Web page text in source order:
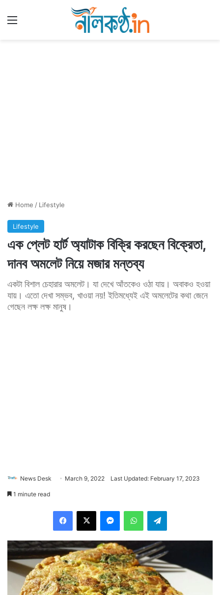
Home / Lifestyle
Lifestyle
এক প্লেট হার্ট অ্যাটাক বিক্রি করছেন বিক্রেতা,
দানব অমলেট নিয়ে মজার মন্তব্য
একটা বিশাল চেহারার অমলেট। যা দেখে আঁতকেও ওঠা যায়। অবাকও হওয়া
যায়। এতো দেখা সম্ভব, খাওয়া নয়! ইতিমধ্যেই এই অমলেটের কথা জেনে
গেছেন লক্ষ লক্ষ মানুষ।
News Desk March 9, 2022 Last Updated: February 17, 2023
1 minute read